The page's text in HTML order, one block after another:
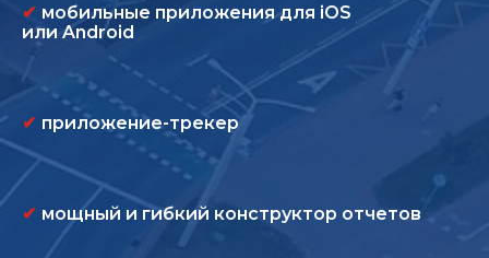
✔ мобильные приложения для iOS
или Android
✔ приложение-трекер
✔ мощный и гибкий конструктор отчетов